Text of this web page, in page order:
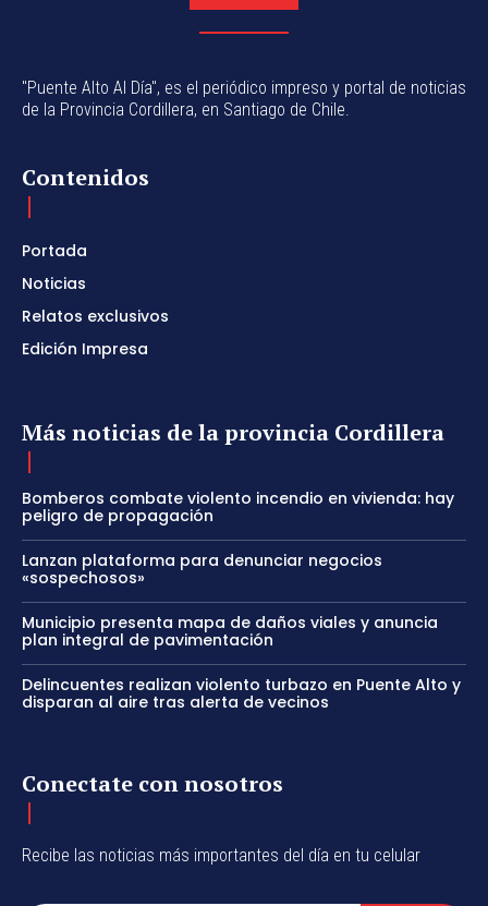
"Puente Alto Al Día", es el periódico impreso y portal de noticias
de la Provincia Cordillera, en Santiago de Chile.
Contenidos
Portada
Noticias
Relatos exclusivos
Edición Impresa
Más noticias de la provincia Cordillera
Bomberos combate violento incendio en vivienda: hay
peligro de propagación
Lanzan plataforma para denunciar negocios
«sospechosos»
Municipio presenta mapa de daños viales y anuncia
plan integral de pavimentación
Delincuentes realizan violento turbazo en Puente Alto y
disparan al aire tras alerta de vecinos
Conectate con nosotros
Recibe las noticias más importantes del día en tu celular